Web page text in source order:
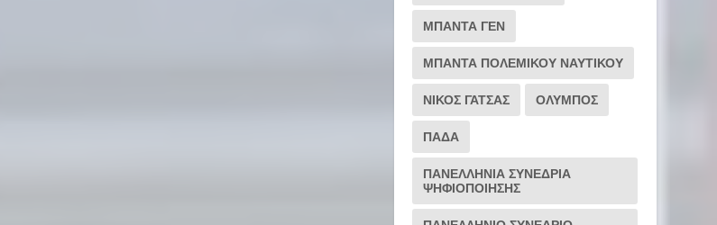
ΜΠΑΝΤΑ ΓΕΝ
ΜΠΑΝΤΑ ΠΟΛΕΜΙΚΟΥ ΝΑΥΤΙΚΟΥ
ΝΙΚΟΣ ΓΑΤΣΑΣ ΟΛΥΜΠΟΣ
ΠΑΔΑ
ΠΑΝΕΛΛΗΝΙΑ ΣΥΝΕΔΡΙΑ
ΨΗΦΙΟΠΟΙΗΣΗΣ